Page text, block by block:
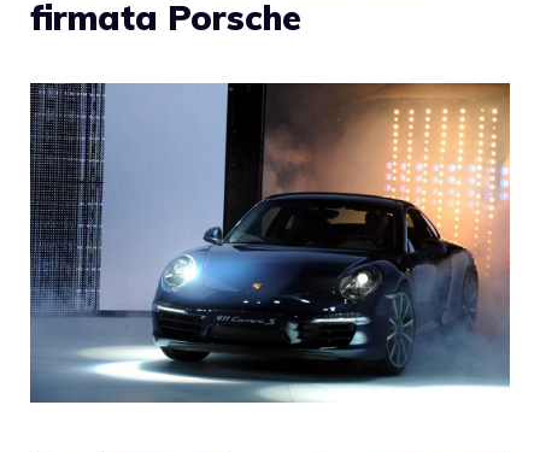
firmata Porsche